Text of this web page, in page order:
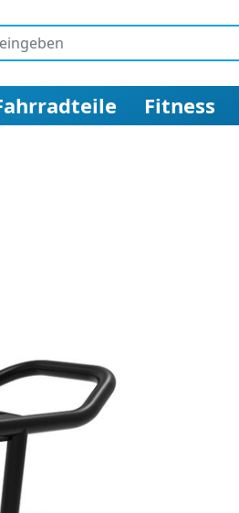
Fitness